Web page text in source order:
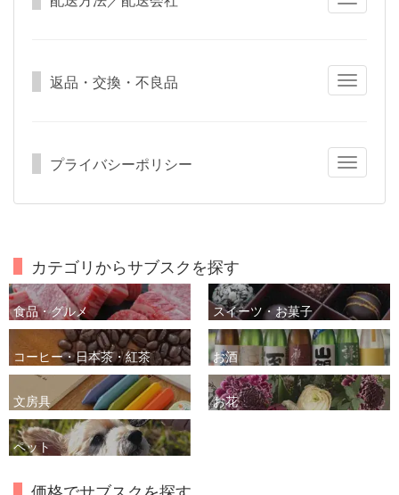
Toggle
返品・交換・不良品
Toggle
プライバシーポリシー
カテゴリからサブスクを探す
食品・グルメ スイーツ・お菓子
コーヒー・日本茶・紅茶 お酒
文房具 お花
ペット